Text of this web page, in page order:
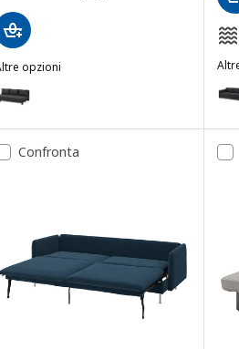
opzioni
ÄLVDALEN, Divano letto a 3
Confronta